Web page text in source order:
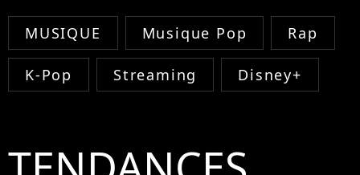
MUSIQUE Musique Pop Rap
K-Pop Streaming Disney+